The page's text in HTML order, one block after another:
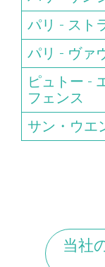
パリ - スト
パリ - ヴァ
ピュトー -
フェンス
サン・ウエ
当社